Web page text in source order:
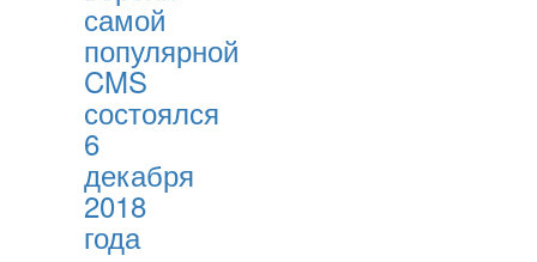
самой
популярной
CMS
состоялся
6
декабря
2018
года